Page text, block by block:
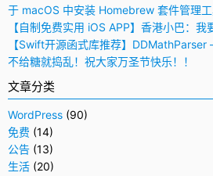
于 macOS 中安装 Homebrew 套件管理
【自制免费实用 iOS APP】香港小巴：我
【Swift开源函式库推荐】
不给糖就捣乱！祝大家万圣节快乐！！
文章分类
WordPress (90)
免费 (14)
公告 (13)
生活 (20)